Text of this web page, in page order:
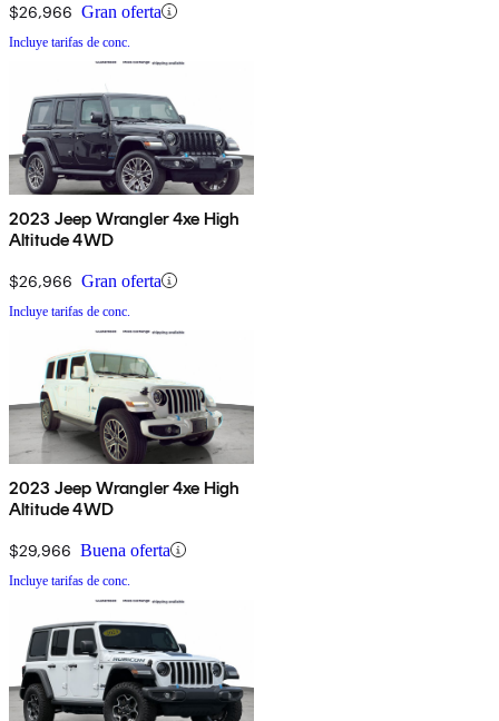
$26,966 Gran oferta
Incluye tarifas de conc.
2023 Jeep Wrangler 4xe High
Altitude 4WD
$26,966 Gran oferta
Incluye tarifas de conc.
2023 Jeep Wrangler 4xe High
Altitude 4WD
$29,966 Buena oferta
Incluye tarifas de conc.